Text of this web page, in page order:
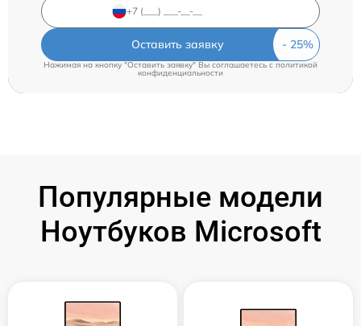
Оставить заявку
Нажимая на кнопку "Оставить заявку" Вы соглашаетесь cполитикой
конфиденциальности
Популярные модели
Ноутбуков Microsoft